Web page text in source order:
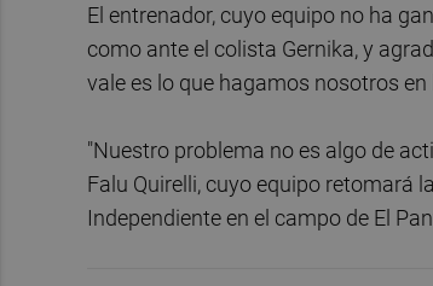
El entrenador, cuyo equipo no ha
como ante el colista Gernika, y
vale es lo que hagamos nosotros en
"Nuestro problema no es algo de
Falu Quirelli, cuyo equipo retomará
Independiente en el campo de El